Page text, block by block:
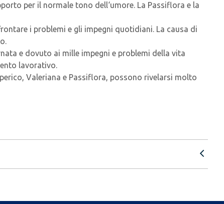
per il normale tono dell‘umore. La Passiflora e la
i problemi e gli impegni quotidiani. La causa di
e dovuto ai mille impegni e problemi della vita
lavorativo.
Valeriana e Passiflora, possono rivelarsi molto